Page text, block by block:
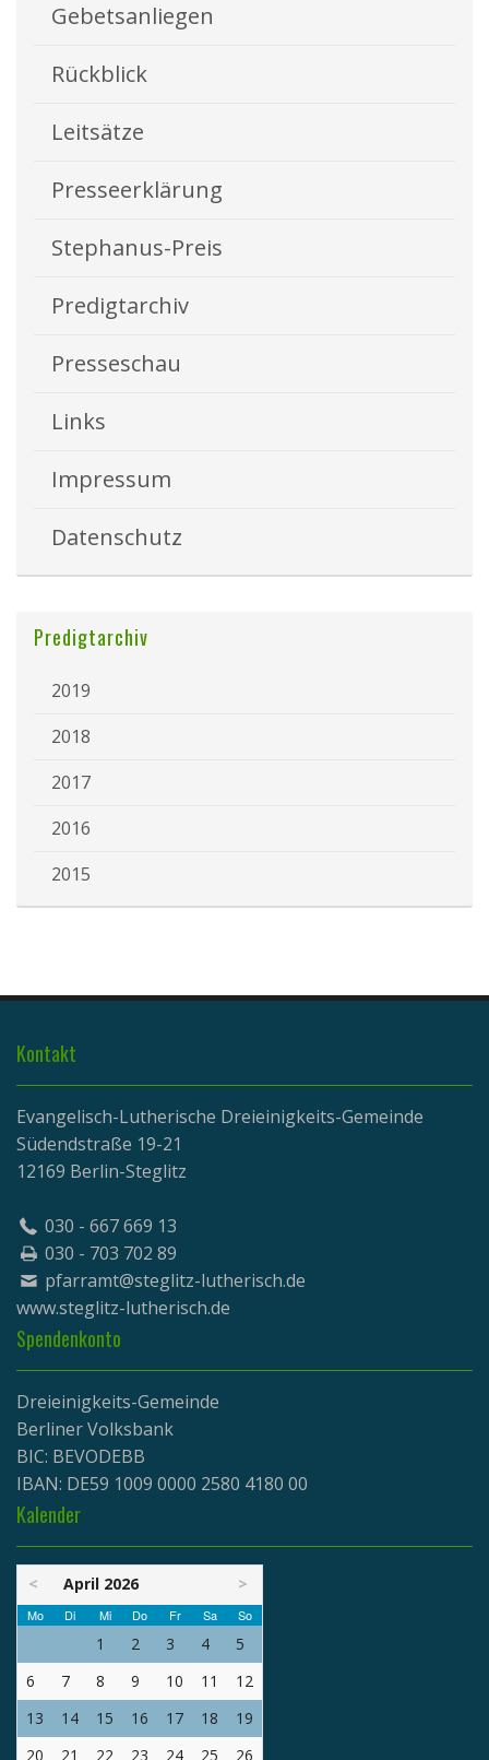
Gebetsanliegen
Rückblick
Leitsätze
Presseerklärung
Stephanus-Preis
Predigtarchiv
Presseschau
Links
Impressum
Datenschutz
Predigtarchiv
2019
2018
2017
2016
2015
Kontakt
Evangelisch-Lutherische Dreieinigkeits-Gemeinde
Südendstraße 19-21
12169 Berlin-Steglitz
030 - 667 669 13
030 - 703 702 89
pfarramt@steglitz-lutherisch.de
www.steglitz-lutherisch.de
Spendenkonto
Dreieinigkeits-Gemeinde
Berliner Volksbank
BIC: BEVODEBB
IBAN: DE59 1009 0000 2580 4180 00
Kalender
< April 2026 >
Mo Di Mi Do Fr Sa So
1 2 3 4
5
6
7 8 9 10 11
12
13
14 15 16 17 18
19
20
21 22 23 24 25 26